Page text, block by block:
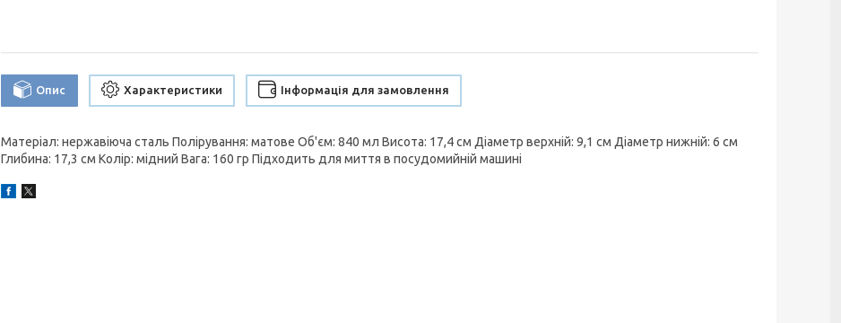
Опис Характеристики Інформація для замовлення
Матеріал: нержавіюча сталь Полірування: матове Об'єм: 840 мл Висота: 17,4 см Діаметр верхній: 9,1 см Діаметр нижній: 6 см
Глибина: 17,3 см Колір: мідний Вага: 160 гр Підходить для миття в посудомийній машині